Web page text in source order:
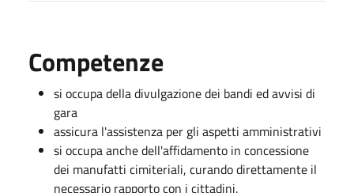
Competenze
si occupa della divulgazione dei bandi ed avvisi di
gara
assicura l'assistenza per gli aspetti amministrativi
si occupa anche dell'affidamento in concessione
dei manufatti cimiteriali, curando direttamente il
necessario rapporto con i cittadini.